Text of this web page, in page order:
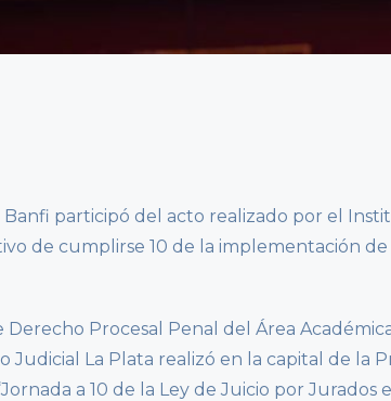
Banfi participó del acto realizado por el
de cumplirse 10 de la implementación
Procesal Penal del Área
Judicial La Plata realizó en la capital de la
a 10 de la Ley de Juicio por Jurados